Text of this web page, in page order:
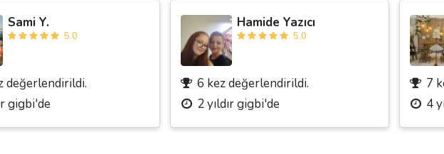
Sami Y.
5.0
değerlendirildi.
gigbi'de
Hamide Yazıcı
5.0
6 kez değerlendirildi.
2 yıldır gigbi'de
7
4